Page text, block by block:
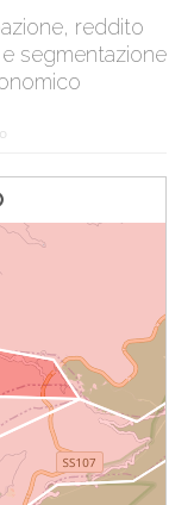
reddito
segmentazione